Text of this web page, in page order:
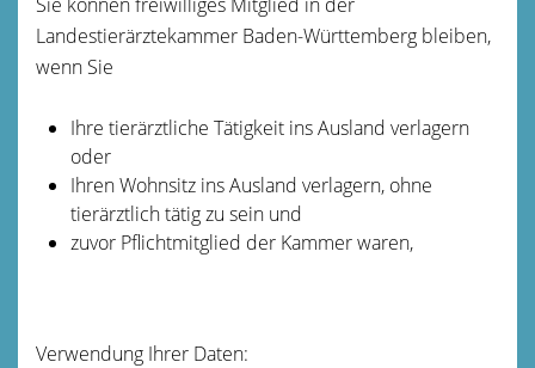
Landestierärztekammer Baden-Württemberg bleiben,
wenn Sie
Ihre tierärztliche Tätigkeit ins Ausland verlagern
oder
Ihren Wohnsitz ins Ausland verlagern, ohne
tierärztlich tätig zu sein und
zuvor Pflichtmitglied der Kammer waren,
Verwendung Ihrer Daten: